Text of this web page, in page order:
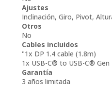
Ajustes
Inclinación, Giro, Pivot,
Otros
No
Cables incluidos
"1x DP 1.4 cable (1.8m)
1x USB-C® to USB-C® Gen
Garantía
3 años limitada